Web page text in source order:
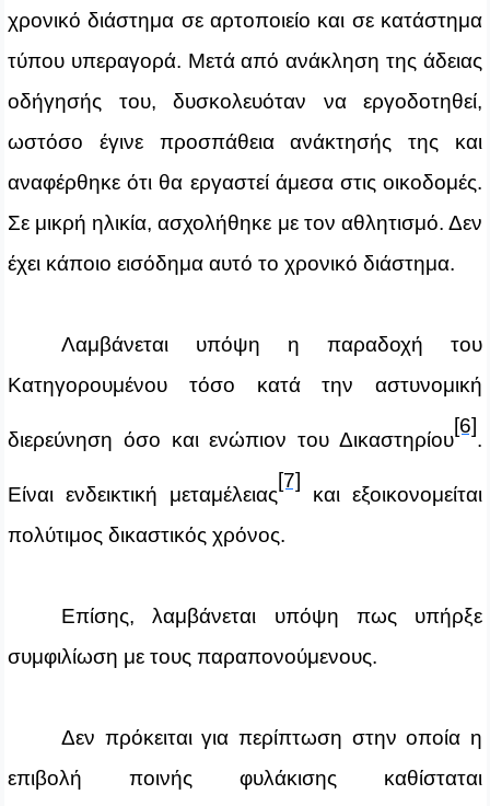
χρονικό διάστημα σε αρτοποιείο και σε κατάστημα
τύπου υπεραγορά. Μετά από ανάκληση της άδειας
οδήγησής του, δυσκολευόταν να εργοδοτηθεί,
ωστόσο έγινε προσπάθεια ανάκτησής της και
αναφέρθηκε ότι θα εργαστεί άμεσα στις οικοδομές.
Σε μικρή ηλικία, ασχολήθηκε με τον αθλητισμό. Δεν
έχει κάποιο εισόδημα αυτό το χρονικό διάστημα.
Λαμβάνεται υπόψη η παραδοχή του
Κατηγορουμένου τόσο κατά την αστυνομική
διερεύνηση όσο και ενώπιον του Δικαστηρίου
[6]
.
Είναι ενδεικτική μεταμέλειας
[7]
και εξοικονομείται
πολύτιμος δικαστικός χρόνος.
Επίσης, λαμβάνεται υπόψη πως υπήρξε
συμφιλίωση με τους παραπονούμενους.
Δεν πρόκειται για περίπτωση στην οποία η
επιβολή ποινής φυλάκισης καθίσταται